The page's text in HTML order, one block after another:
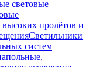
световые
пролётов и
Светильники
систем